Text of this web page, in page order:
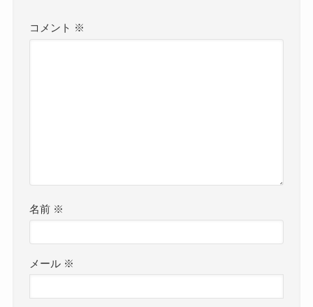
コメント ※
名前 ※
メール ※